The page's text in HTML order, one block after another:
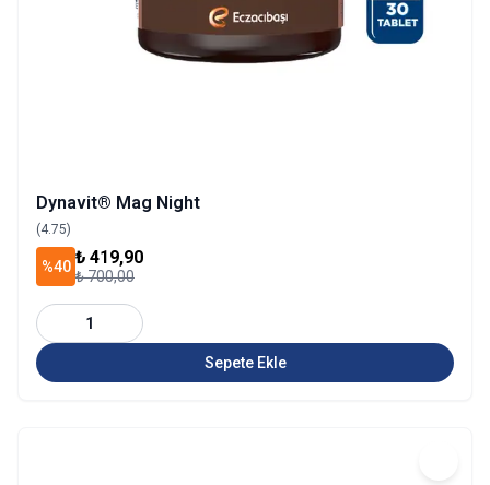
Dynavit® Mag Night
(4.75)
%40 ₺ 419,90
₺ 700,00
1
Sepete Ekle